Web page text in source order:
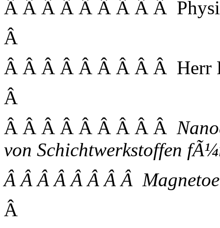
Â Â Â Â Â Â Â Â Â
Â
Â Â Â Â Â Â Â Â Â Herr
Â
Â Â Â Â Â Â Â Â Â
von Schichtwerkstoffen
Â Â Â Â Â Â Â Â
Â